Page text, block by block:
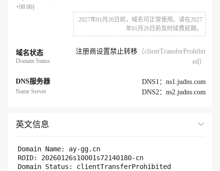
+08:00)
2027年01月26日前，域名可正常使用。请在2027
年01月26日前及时续费延期。
域名状态
Domain Status
注册商设置禁止转移 （clientTransferProhibit
ed）
DNS服务器
Name Server
DNS1：ns1.judns.com
DNS2：ns2.judns.com
英文信息
Domain Name: ay-gg.cn
ROID: 20260126s10001s72140180-cn
Domain Status: clientTransferProhibited